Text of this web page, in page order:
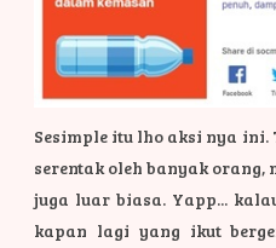
Sesimple itu lho aksi nya
serentak oleh banyak
juga luar biasa. Yapp...
kapan lagi yang ikut